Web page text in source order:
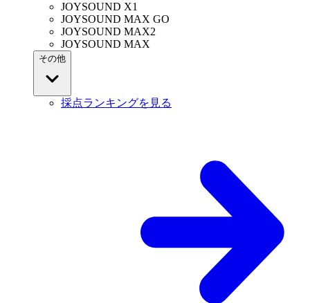
JOYSOUND X1
JOYSOUND MAX GO
JOYSOUND MAX2
JOYSOUND MAX
その他
採点ランキングを見る